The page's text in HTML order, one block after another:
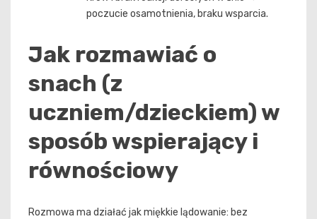
poczucie osamotnienia, braku wsparcia.
Jak rozmawiać o
snach (z
uczniem/dzieckiem) w
sposób wspierający i
równościowy
Rozmowa ma działać jak miękkie lądowanie: bez